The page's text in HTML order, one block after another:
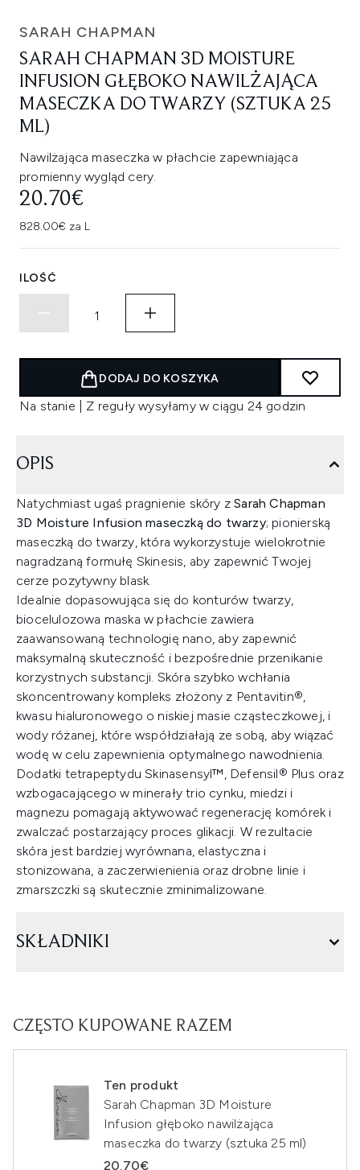
SARAH CHAPMAN
SARAH CHAPMAN 3D MOISTURE
INFUSION GŁĘBOKO NAWILŻAJĄCA
MASECZKA DO TWARZY (SZTUKA 25
ML)
Nawilżająca maseczka w płachcie zapewniająca
promienny wygląd cery.
20.70€
828.00€ za L
ILOŚĆ
DODAJ DO KOSZYKA
Na stanie | Z reguły wysyłamy w ciągu 24 godzin
OPIS
Natychmiast ugaś pragnienie skóry zSarah Chapman
3D Moisture Infusion maseczką do twarzy; pionierską
maseczką do twarzy, która wykorzystuje wielokrotnie
nagradzaną formułę Skinesis, aby zapewnić Twojej
cerze pozytywny blask.
Idealnie dopasowująca się do konturów twarzy,
biocelulozowa maska w płachcie zawiera
zaawansowaną technologię nano, aby zapewnić
maksymalną skuteczność i bezpośrednie przenikanie
korzystnych substancji. Skóra szybko wchłania
skoncentrowany kompleks złożony z Pentavitin®,
kwasu hialuronowego o niskiej masie cząsteczkowej, i
wody różanej, które współdziałają ze sobą, aby wiązać
wodę w celu zapewnienia optymalnego nawodnienia.
Dodatki tetrapeptydu Skinasensyl™, Defensil® Plus oraz
wzbogacającego w minerały trio cynku, miedzi i
magnezu pomagają aktywować regenerację komórek i
zwalczać postarzający proces glikacji. W rezultacie
skóra jest bardziej wyrównana, elastyczna i
stonizowana, a zaczerwienienia oraz drobne linie i
zmarszczki są skutecznie zminimalizowane.
SKŁADNIKI
CZĘSTO KUPOWANE RAZEM
Ten produkt
Sarah Chapman 3D Moisture
Infusion głęboko nawilżająca
maseczka do twarzy (sztuka 25 ml)
20.70€